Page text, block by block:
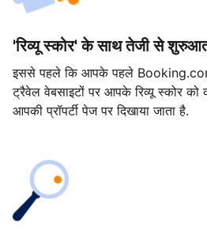
'रिव्यू स्कोर' के साथ तेजी से
इससे पहले कि आपके पहले Booking.com
ट्रैवेल वेबसाइटों पर आपके रिव्यू स्कोर को
आपकी प्रॉपर्टी पेज पर दिखाया जाता है.